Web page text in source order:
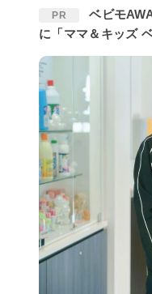
PR
ベビモAWARD1位！いま注目の〈赤ちゃん腸活〉
に「ママ＆キッズ